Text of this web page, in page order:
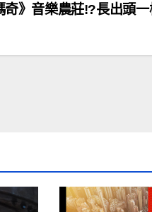
奇》音樂農莊!?長出頭